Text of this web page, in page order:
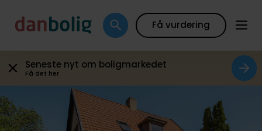
Få vurdering
Seneste nyt om boligmarkedet
Få det her
Galleri Plantegning Boligfakta Kort